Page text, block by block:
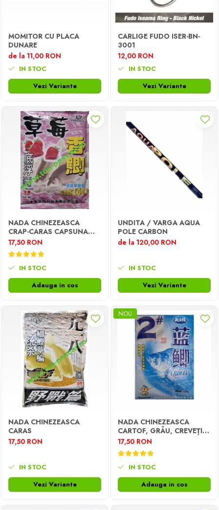
MOMITOR CU PLACA
DUNARE
de la 11,00 RON
IN STOC
Vezi Variante
CARLIGE FUDO ISER-BN-
3001
12,00 RON
IN STOC
Vezi Variante
NADA CHINEZEASCA
CRAP-CARAS CAPSUNA
100G
17,50 RON
IN STOC
Adauga in cos
UNDITA / VARGA AQUA
POLE CARBON
de la 120,00 RON
IN STOC
Vezi Variante
NADA CHINEZEASCA
CARAS
17,50 RON
IN STOC
Vezi Variante
NOU
NADA CHINEZEASCA
CARTOF, GRÂU, CREVEȚI,
CRAP-CARAS 120G
17,50 RON
IN STOC
Adauga in cos